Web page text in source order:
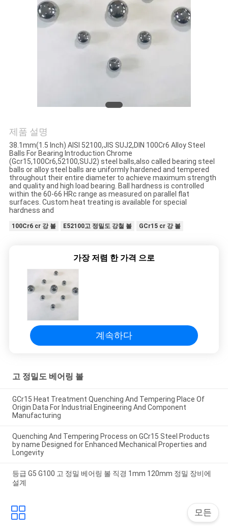
주
세
요
뉴
스
POLICY
제품 설명
38.1mm(1.5 Inch) AISI 52100,JIS SUJ2,DIN 100Cr6 Alloy Steel
Balls For Bearing Introduction Chrome
(Gcr15,100Cr6,52100,SUJ2) steel balls,also called bearing steel
balls or alloy steel balls are uniformly hardened and tempered
throughout their entire diameter to achieve maximum strength
and quality and high load bearing. Ball hardness is controlled
within the 60-66 HRc range as measured on parallel flat
surfaces. Custom heat treating is available for special
hardness and
100Cr6 cr 강 볼 E52100고 정밀도 강철 볼 GCr15 cr 강 볼
가장 저렴 한 가격 으로
계속하다
고 정밀도 베어링 볼
GCr15 Heat Treatment Quenching And Tempering Place Of
Origin Data For Industrial Engineering And Component
Manufacturing
Quenching And Tempering Process on GCr15 Steel Products
by name Designed for Enhanced Mechanical Properties and
Longevity
등급 G5 G100 고 정밀 베어링 볼 직경 1mm 120mm 정밀 장비에
설계
모든